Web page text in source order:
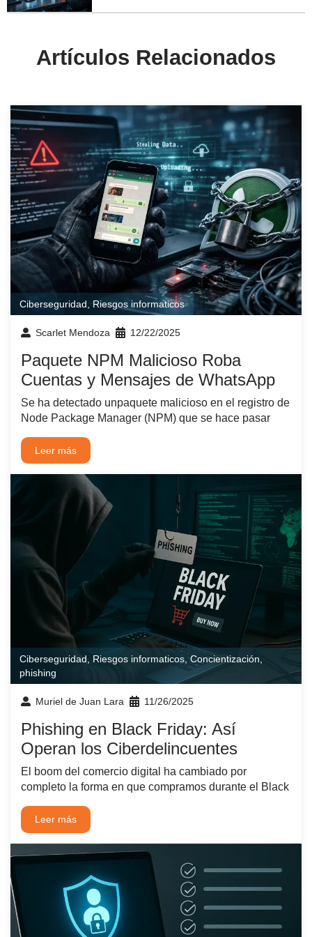
Artículos Relacionados
Ciberseguridad Riesgos informaticos
Scarlet Mendoza 12/22/2025
Paquete NPM Malicioso Roba
Cuentas y Mensajes de WhatsApp
Se ha detectado unpaquete malicioso en el registro de
Node Package Manager (NPM) que se hace pasar
Leer más
Ciberseguridad Riesgos informaticos ,Concientización
phishing
Muriel de Juan Lara 11/26/2025
Phishing en Black Friday: Así
Operan los Ciberdelincuentes
El boom del comercio digital ha cambiado por
completo la forma en que compramos durante el Black
Leer más